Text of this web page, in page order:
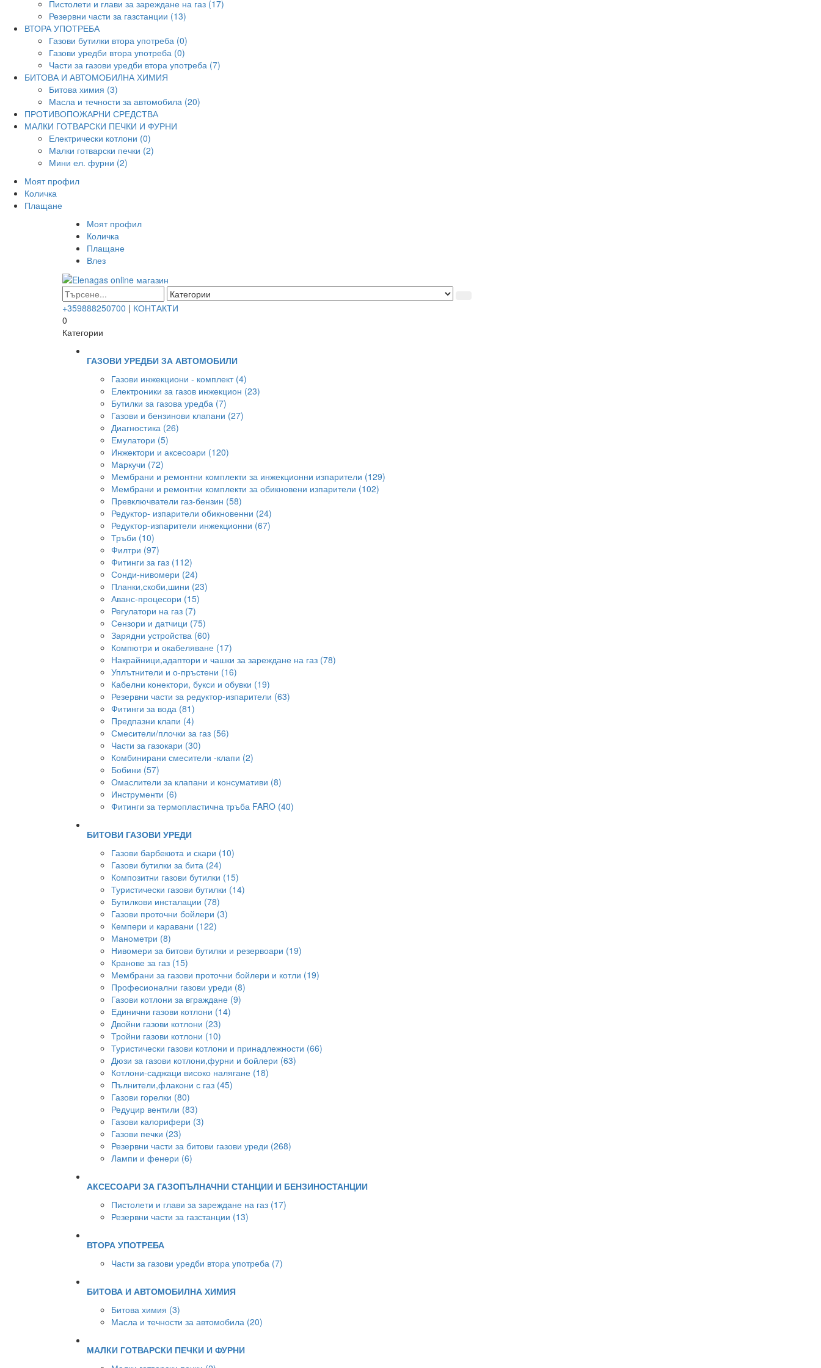
Пистолети и глави за зареждане на газ (17)
Резервни части за газстанции (13)
ВТОРА УПОТРЕБА
Газови бутилки втора употреба (0)
Газови уредби втора употреба (0)
Части за газови уредби втора употреба (7)
БИТОВА И АВТОМОБИЛНА ХИМИЯ
Битова химия (3)
Масла и течности за автомобила (20)
ПРОТИВОПОЖАРНИ СРЕДСТВА
МАЛКИ ГОТВАРСКИ ПЕЧКИ И ФУРНИ
Електрически котлони (0)
Малки готварски печки (2)
Мини ел. фурни (2)
Моят профил
Количка
Плащане
Моят профил
Количка
Плащане
Влез
+359888250700 | КОНТАКТИ
0
Категории
ГАЗОВИ УРЕДБИ ЗА АВТОМОБИЛИ
Газови инжекциони - комплект (4)
Електроники за газов инжекцион (23)
Бутилки за газова уредба (7)
Газови и бензинови клапани (27)
Диагностика (26)
Емулатори (5)
Инжектори и аксесоари (120)
Маркучи (72)
Мембрани и ремонтни комплекти за инжекционни изпарители (129)
Мембрани и ремонтни комплекти за обикновени изпарители (102)
Превключватели газ-бензин (58)
Редуктор- изпарители обикновенни (24)
Редуктор-изпарители инжекционни (67)
Тръби (10)
Филтри (97)
Фитинги за газ (112)
Сонди-нивомери (24)
Планки,скоби,шини (23)
Аванс-процесори (15)
Регулатори на газ (7)
Сензори и датчици (75)
Зарядни устройства (60)
Компютри и окабеляване (17)
Накрайници,адаптори и чашки за зареждане на газ (78)
Уплътнители и о-пръстени (16)
Кабелни конектори, букси и обувки (19)
Резервни части за редуктор-изпарители (63)
Фитинги за вода (81)
Предпазни клапи (4)
Смесители/плочки за газ (56)
Части за газокари (30)
Комбинирани смесители -клапи (2)
Бобини (57)
Омаслители за клапани и консумативи (8)
Инструменти (6)
Фитинги за термопластична тръба FARO (40)
БИТОВИ ГАЗОВИ УРЕДИ
Газови барбекюта и скари (10)
Газови бутилки за бита (24)
Композитни газови бутилки (15)
Туристически газови бутилки (14)
Бутилкови инсталации (78)
Газови проточни бойлери (3)
Кемпери и каравани (122)
Манометри (8)
Нивомери за битови бутилки и резервоари (19)
Кранове за газ (15)
Мембрани за газови проточни бойлери и котли (19)
Професионални газови уреди (8)
Газови котлони за вграждане (9)
Единични газови котлони (14)
Двойни газови котлони (23)
Тройни газови котлони (10)
Туристически газови котлони и принадлежности (66)
Дюзи за газови котлони,фурни и бойлери (63)
Котлони-саджаци високо налягане (18)
Пълнители,флакони с газ (45)
Газови горелки (80)
Редуцир вентили (83)
Газови калорифери (3)
Газови печки (23)
Резервни части за битови газови уреди (268)
Лампи и фенери (6)
АКСЕСОАРИ ЗА ГАЗОПЪЛНАЧНИ СТАНЦИИ И БЕНЗИНОСТАНЦИИ
Пистолети и глави за зареждане на газ (17)
Резервни части за газстанции (13)
ВТОРА УПОТРЕБА
Части за газови уредби втора употреба (7)
БИТОВА И АВТОМОБИЛНА ХИМИЯ
Битова химия (3)
Масла и течности за автомобила (20)
МАЛКИ ГОТВАРСКИ ПЕЧКИ И ФУРНИ